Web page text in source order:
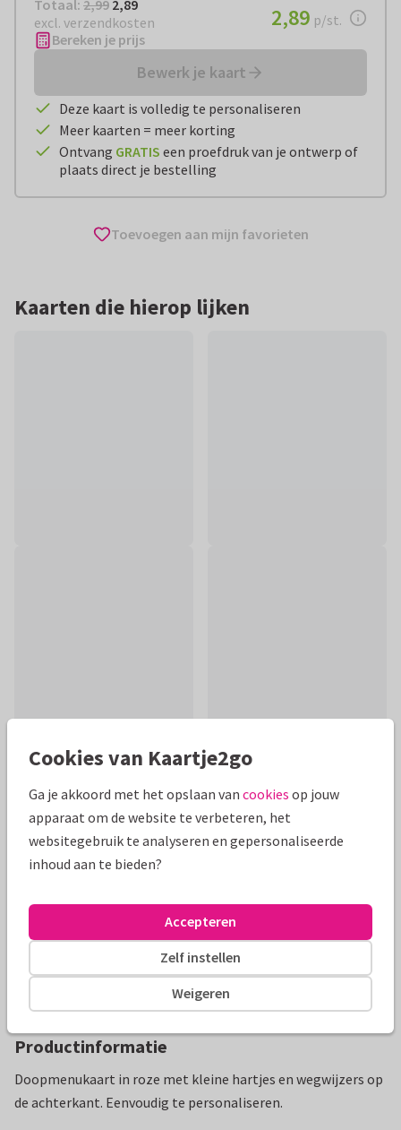
Totaal: 2,99 2,89
excl. verzendkosten
€ 2,89per stuk
2,89 p/st.
Bereken je prijs
Bewerk je kaart
Deze kaart is volledig te personaliseren
Meer kaarten = meer korting
Ontvang GRATIS een proefdruk van je ontwerp of
plaats direct je bestelling
Toevoegen aan mijn favorieten
Kaarten die hierop lijken
Mooie extra's bij je kaart
Productinformatie
Doopmenukaart in roze met kleine hartjes en wegwijzers op
de achterkant. Eenvoudig te personaliseren.
Cookies van Kaartje2go
Ga je akkoord met het opslaan van cookies op jouw
apparaat om de website te verbeteren, het
websitegebruik te analyseren en gepersonaliseerde
inhoud aan te bieden?
Weigeren
Zelf instellen
Accepteren